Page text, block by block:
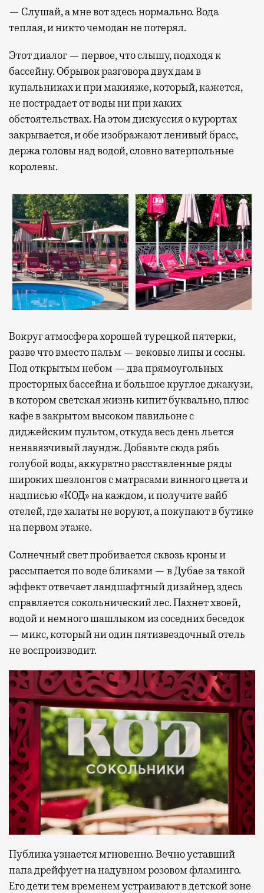
— Слушай, а мне вот здесь нормально. Вода
теплая, и никто чемодан не потерял.
Этот диалог — первое, что слышу, подходя к
бассейну. Обрывок разговора двух дам в
купальниках и при макияже, который, кажется,
не пострадает от воды ни при каких
обстоятельствах. На этом дискуссия о курортах
закрывается, и обе изображают ленивый брасс,
держа головы над водой, словно ватерпольные
королевы.
Вокруг атмосфера хорошей турецкой пятерки,
разве что вместо пальм — вековые липы и сосны.
Под открытым небом — два прямоугольных
просторных бассейна и большое круглое джакузи,
в котором светская жизнь кипит буквально, плюс
кафе в закрытом высоком павильоне с
диджейским пультом, откуда весь день льется
ненавязчивый лаундж. Добавьте сюда рябь
голубой воды, аккуратно расставленные ряды
широких шезлонгов с матрасами винного цвета и
надписью «КОД» на каждом, и получите вайб
отелей, где халаты не воруют, а покупают в бутике
на первом этаже.
Солнечный свет пробивается сквозь кроны и
рассыпается по воде бликами — в Дубае за такой
эффект отвечает ландшафтный дизайнер, здесь
справляется сокольнический лес. Пахнет хвоей,
водой и немного шашлыком из соседних беседок
— микс, который ни один пятизвездочный отель
не воспроизводит.
Публика узнается мгновенно. Вечно уставший
папа дрейфует на надувном розовом фламинго.
Его дети тем временем устраивают в детской зоне